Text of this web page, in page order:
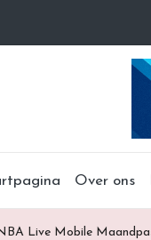
Over ons
Live Mobile